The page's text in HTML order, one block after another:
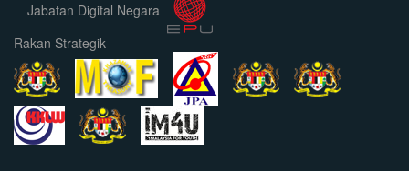
Jabatan Digital Negara
Rakan Strategik